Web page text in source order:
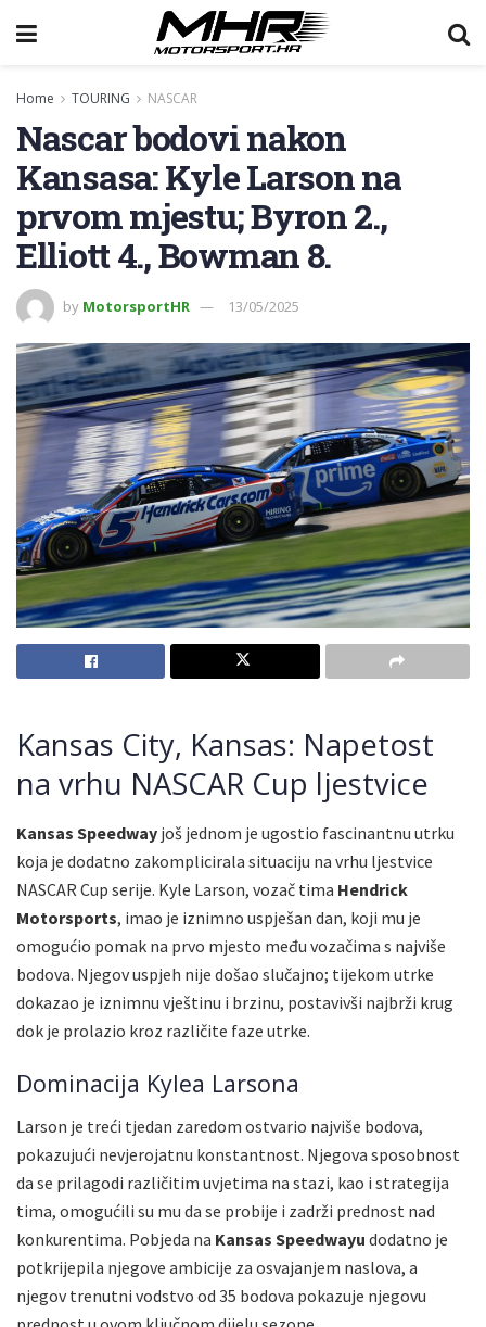
Home TOURING NASCAR
Nascar bodovi nakon
Kansasa: Kyle Larson na
prvom mjestu; Byron 2.,
Elliott 4., Bowman 8.
by MotorsportHR 13/05/2025
Kansas City, Kansas: Napetost
na vrhu NASCAR Cup ljestvice
Kansas Speedway još jednom je ugostio fascinantnu utrku
koja je dodatno zakomplicirala situaciju na vrhu ljestvice
NASCAR Cup serije. Kyle Larson, vozač tima Hendrick
Motorsports, imao je iznimno uspješan dan, koji mu je
omogućio pomak na prvo mjesto među vozačima s najviše
bodova. Njegov uspjeh nije došao slučajno; tijekom utrke
dokazao je iznimnu vještinu i brzinu, postavivši najbrži krug
dok je prolazio kroz različite faze utrke.
Dominacija Kylea Larsona
Larson je treći tjedan zaredom ostvario najviše bodova,
pokazujući nevjerojatnu konstantnost. Njegova sposobnost
da se prilagodi različitim uvjetima na stazi, kao i strategija
tima, omogućili su mu da se probije i zadrži prednost nad
konkurentima. Pobjeda na Kansas Speedwayu dodatno je
potkrijepila njegove ambicije za osvajanjem naslova, a
njegov trenutni vodstvo od 35 bodova pokazuje njegovu